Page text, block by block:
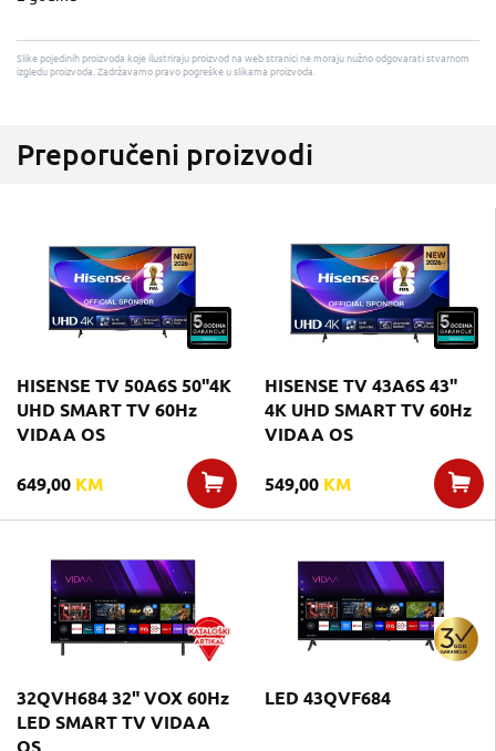
Slike pojedinih proizvoda koje ilustriraju proizvod na web stranici ne moraju nužno odgovarati stvarnom
izgledu proizvoda. Zadržavamo pravo pogreške u slikama proizvoda.
Preporučeni proizvodi
HISENSE TV 50A6S 50"4K
UHD SMART TV 60Hz
VIDAA OS
649,00 KM
HISENSE TV 43A6S 43"
4K UHD SMART TV 60Hz
VIDAA OS
549,00 KM
32QVH684 32" VOX 60Hz
LED SMART TV VIDAA
OS
LED 43QVF684